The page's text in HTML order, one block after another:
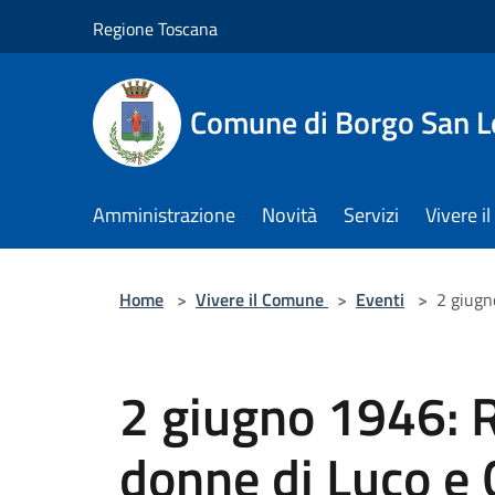
Regione Toscana
Comune di Borgo San
Amministrazione Novità Servizi Vivere
Home > Vivere il Comune > Eventi > 2
2 giugno 1946:
donne di Luco e